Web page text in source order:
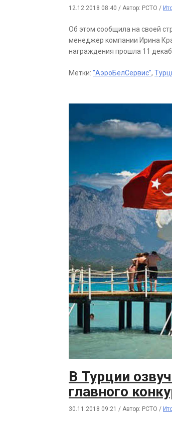
12.12.2018 08:40 / Автор: РСТО /
Об этом сообщила на своей
менеджер компании Ирина
награждения прошла 11
Метки: "АэроБелСервис",
В Турции
главного
30.11.2018 09:21 / Автор: РСТО /